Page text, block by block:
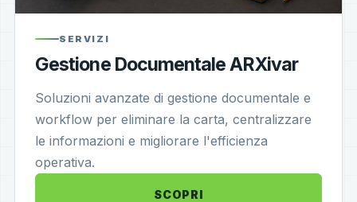
SERVIZI
Gestione Documentale ARXivar
Soluzioni avanzate di gestione documentale e
workflow per eliminare la carta, centralizzare
le informazioni e migliorare l'efficienza
operativa.
SCOPRI